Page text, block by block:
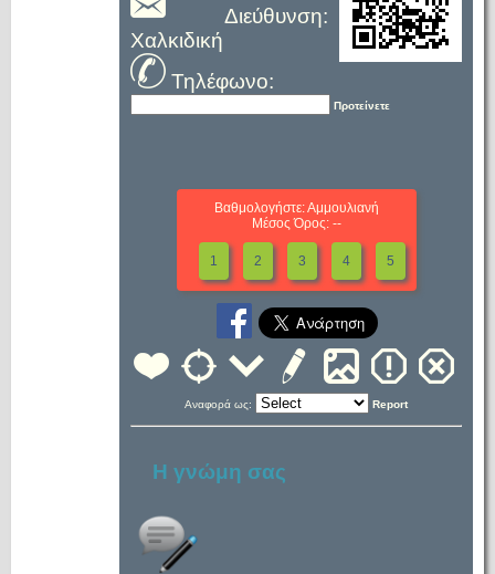
Διεύθυνση:
Χαλκιδική
Τηλέφωνο:
Προτείνετε
Βαθμολογήστε: Αμμουλιανή
Μέσος Όρος: --
1 2 3 4 5
Αναφορά ως: Report
Η γνώμη σας